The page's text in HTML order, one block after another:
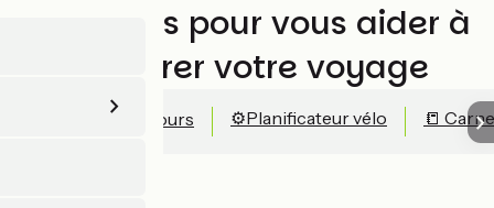
Nos outils pour vous aider à
préparer votre voyage
🔍 Carte des parcours ⚙️Planificateur vélo 📒